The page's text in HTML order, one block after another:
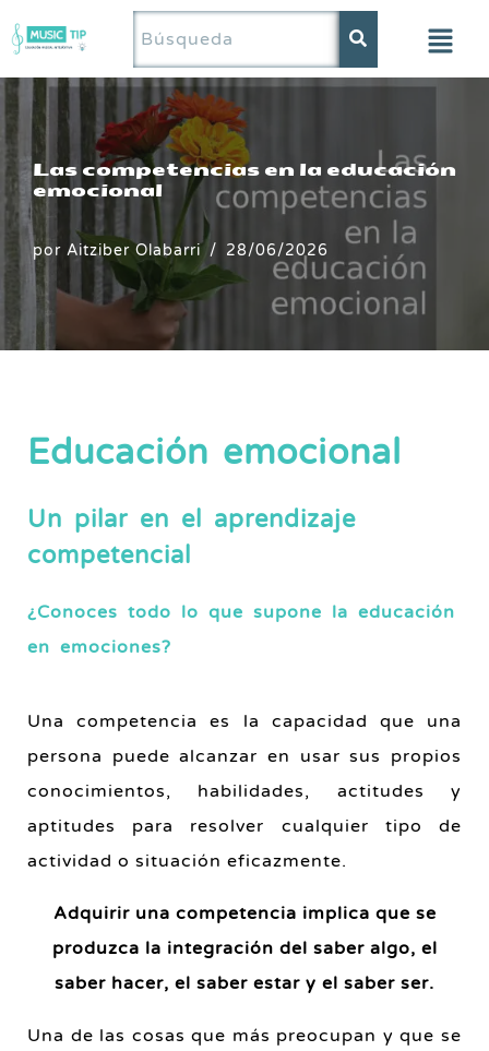
contenido
Las competencias en la educación
emocional
por Aitziber Olabarri 28/06/2026
Educación emocional
Un pilar en el aprendizaje
competencial
¿Conoces todo lo que supone la educación
en emociones?
Una competencia es la capacidad que una
persona puede alcanzar en usar sus propios
conocimientos, habilidades, actitudes y
aptitudes para resolver cualquier tipo de
actividad o situación eficazmente.
Adquirir una competencia implica que se
produzca la integración del saber algo, el
saber hacer, el saber estar y el saber ser.
Una de las cosas que más preocupan y que se